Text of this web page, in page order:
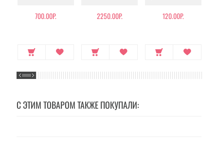
700.00Р. 2250.00Р. 120.00Р.
С ЭТИМ ТОВАРОМ ТАКЖЕ ПОКУПАЛИ: